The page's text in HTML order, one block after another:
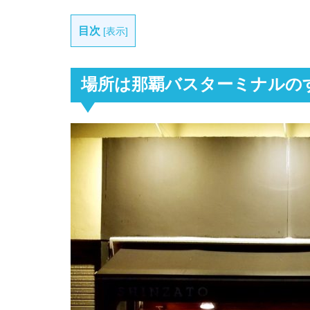
目次 [表示]
場所は那覇バスターミナルの